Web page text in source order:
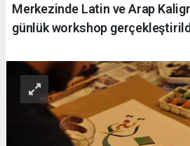
Merkezinde Latin ve Arap
günlük workshop